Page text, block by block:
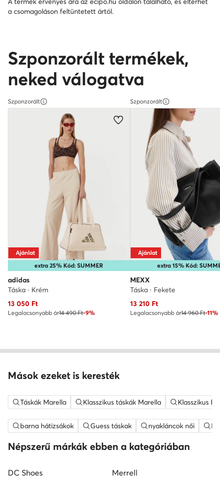
a csomagoláson feltüntetett ártól.
Szponzorált termékek,
neked válogatva
Szponzorált
extra 25% Kód: SUMMER
Ajánlat
adidas
Táska · Krém
Aktuális ár
13 050 Ft
Legalacsonyabb ár14 490 Ft-9%
Szponzorált
extra 15% Kód:
Ajánlat
MEXX
Táska · Fekete
Aktuális ár
13 210Ft
Legalacsonyabb ár14 960 Ft-11%
Mások ezeket is keresték
Táskák Marella Klasszikus táskák Marella Klasszikus
barna hátizsákok Guess táskak nyakláncok női
Népszerű márkák ebben a kategóriában
DC Shoes Merrell